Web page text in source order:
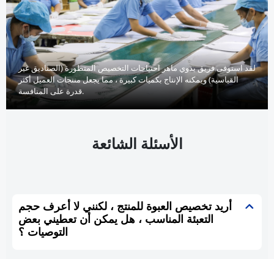
لقد استوفى فريق يدوي ماهر احتياجات التخصيص المتطورة (الصناديق غير
القياسية) ويمكنه الإنتاج بكميات كبيرة ، مما يجعل منتجات العميل أكثر
قدرة على المنافسة.
الأسئلة الشائعة
أريد تخصيص العبوة للمنتج ، لكنني لا أعرف حجم
التعبئة المناسب ، هل يمكن أن تعطيني بعض
التوصيات ؟